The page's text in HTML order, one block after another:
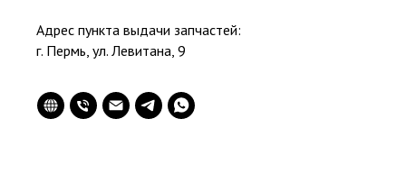
Адрес пункта выдачи запчастей:
г. Пермь, ул. Левитана, 9